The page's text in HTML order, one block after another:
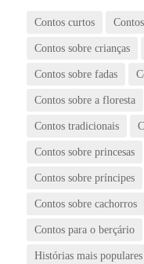
Contos curtos
Contos sobre crianças
Contos sobre fadas
Contos sobre a floresta
Contos tradicionais
Contos sobre princesas
Contos sobre príncipes
Contos sobre cachorros
Contos para o berçário
Histórias mais populares